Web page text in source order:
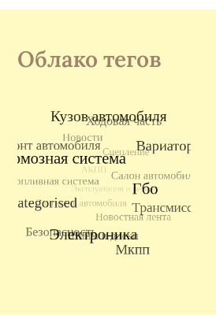
Облако тегов